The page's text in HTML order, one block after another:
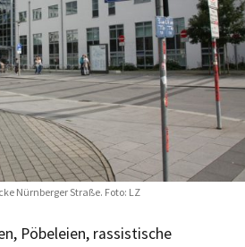
Nürnberger Straße. Foto: LZ
Pöbeleien, rassistische